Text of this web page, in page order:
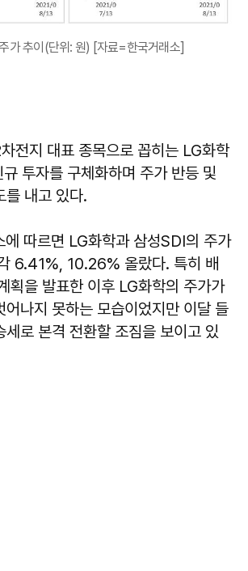
가 추이(단위: 원) [자료=한국거래소]
전지 대표 종목으로 꼽히는 LG화학
투자를 구체화하며 주가 반등 및
를 내고 있다.
에 따르면 LG화학과 삼성SDI의 주가
6.41%, 10.26% 올랐다. 특히 배
획을 발표한 이후 LG화학의 주가가
어나지 못하는 모습이었지만 이달 들
세로 본격 전환할 조짐을 보이고 있